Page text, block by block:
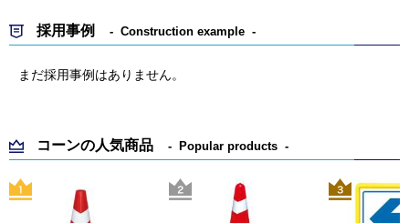
採用事例 Construction example
まだ採用事例はありません。
コーンの人気商品 Popular products